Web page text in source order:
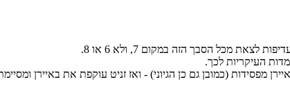
מכל הסבך הזה במקום 7, ולא 6 או 8.
העיקריות לכך.
מפסידות (כמובן גם כן הגיוני) - ואז זניט עוקפת את באיירן